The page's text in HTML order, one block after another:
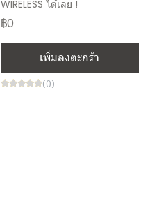
WIRELESS ได้เลย !
฿0
เพิ่มลงตะกร้า
(0)